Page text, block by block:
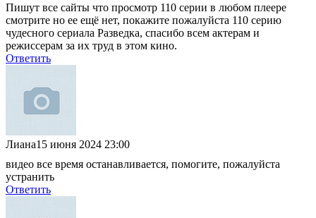
Пишут все сайты что просмотр 110 серии в любом плеере
смотрите но ее ещё нет, покажите пожалуйста 110 серию
чудесного сериала Разведка, спасибо всем актерам и
режиссерам за их труд в этом кино.
Ответить
Лиана15 июня 2024 23:00
видео все время останавливается, помогите, пожалуйста
устранить
Ответить